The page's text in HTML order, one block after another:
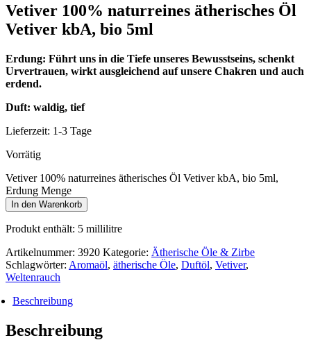
Vetiver 100% naturreines ätherisches Öl
Vetiver kbA, bio 5ml
Erdung: Führt uns in die Tiefe unseres Bewusstseins, schenkt
Urvertrauen, wirkt ausgleichend auf unsere Chakren und auch
erdend.
Duft: waldig, tief
Lieferzeit: 1-3 Tage
Vorrätig
Vetiver 100% naturreines ätherisches Öl Vetiver kbA, bio 5ml,
Erdung Menge
In den Warenkorb
Produkt enthält: 5 millilitre
Artikelnummer: 3920 Kategorie: Ätherische Öle & Zirbe
Schlagwörter: Aromaöl, ätherische Öle, Duftöl, Vetiver,
Weltenrauch
Beschreibung
Beschreibung